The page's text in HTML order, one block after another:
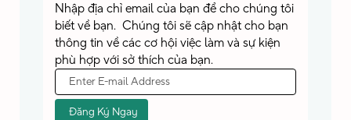
Nhập địa chỉ email của bạn để cho chúng tôi
biết về bạn. Chúng tôi sẽ cập nhật cho bạn
thông tin về các cơ hội việc làm và sự kiện
phù hợp với sở thích của bạn.